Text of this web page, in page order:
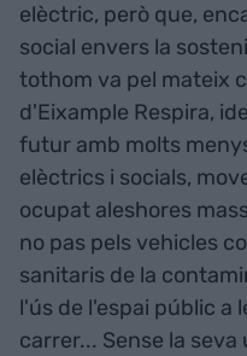
elèctric, però que,
social envers la
tothom va pel mateix
d'Eixample Respira,
futur amb molts
elèctrics i socials,
ocupat aleshores
no pas pels vehicles
sanitaris de la
l'ús de l'espai públic a
carrer... Sense la